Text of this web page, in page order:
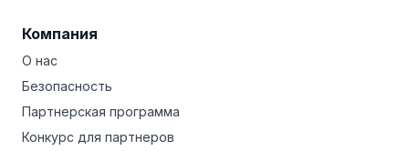
Компания
О нас
Безопасность
Партнерская программа
Конкурс для партнеров